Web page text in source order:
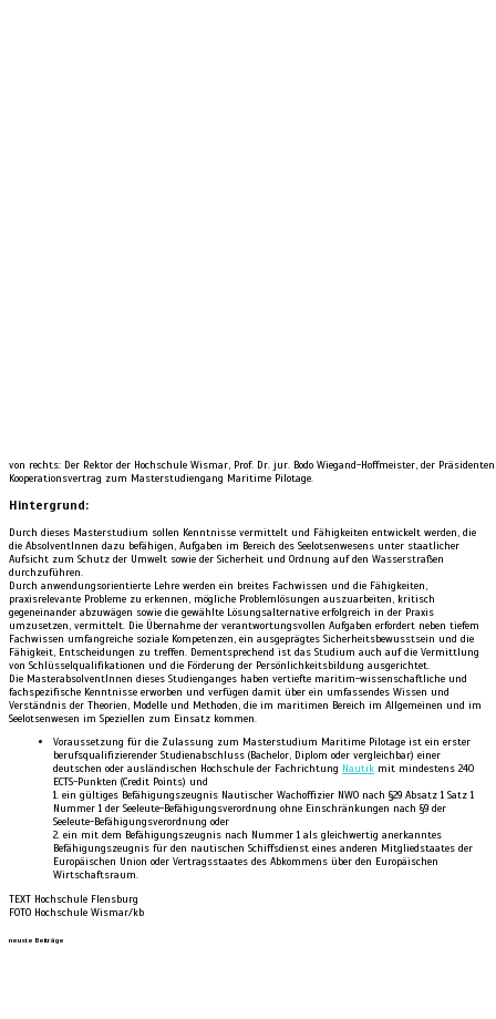
von rechts: Der Rektor der Hochschule Wismar, Prof. Dr. jur. Bodo Wiegand-Hoffmeister, der
Kooperationsvertrag zum Masterstudiengang Maritime Pilotage.
Hintergrund:
Durch dieses Masterstudium sollen Kenntnisse vermittelt und Fähigkeiten entwickelt werden, die
die AbsolventInnen dazu befähigen, Aufgaben im Bereich des Seelotsenwesens unter staatlicher
Aufsicht zum Schutz der Umwelt sowie der Sicherheit und Ordnung auf den Wasserstraßen
durchzuführen.
Durch anwendungsorientierte Lehre werden ein breites Fachwissen und die Fähigkeiten,
praxisrelevante Probleme zu erkennen, mögliche Problemlösungen auszuarbeiten, kritisch
gegeneinander abzuwägen sowie die gewählte Lösungsalternative erfolgreich in der Praxis
umzusetzen, vermittelt. Die Übernahme der verantwortungsvollen Aufgaben erfordert neben tiefem
Fachwissen umfangreiche soziale Kompetenzen, ein ausgeprägtes Sicherheitsbewusstsein und die
Fähigkeit, Entscheidungen zu treffen. Dementsprechend ist das Studium auch auf die Vermittlung
von Schlüsselqualifikationen und die Förderung der Persönlichkeitsbildung ausgerichtet.
Die MasterabsolventInnen dieses Studienganges haben vertiefte maritim-wissenschaftliche und
fachspezifische Kenntnisse erworben und verfügen damit über ein umfassendes Wissen und
Verständnis der Theorien, Modelle und Methoden, die im maritimen Bereich im Allgemeinen und im
Seelotsenwesen im Speziellen zum Einsatz kommen.
Voraussetzung für die Zulassung zum Masterstudium Maritime Pilotage ist ein erster
berufsqualifizierender Studienabschluss (Bachelor, Diplom oder vergleichbar) einer
deutschen oder ausländischen Hochschule der Fachrichtung Nautik mit mindestens 240
ECTS-Punkten (Credit Points) und
1. ein gültiges Befähigungszeugnis Nautischer Wachoffizier NWO nach §29 Absatz 1 Satz 1
Nummer 1 der Seeleute-Befähigungsverordnung ohne Einschränkungen nach §9 der
Seeleute-Befähigungsverordnung oder
2. ein mit dem Befähigungszeugnis nach Nummer 1 als gleichwertig anerkanntes
Befähigungszeugnis für den nautischen Schiffsdienst eines anderen Mitgliedstaates der
Europäischen Union oder Vertragsstaates des Abkommens über den Europäischen
Wirtschaftsraum.
TEXT Hochschule Flensburg
FOTO Hochschule Wismar/kb
neuste Beiträge